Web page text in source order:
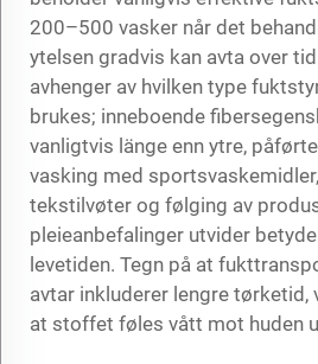
200–500 vasker når det
ytelsen gradvis kan avta over
avhenger av hvilken type
brukes; inneboende
vanligtvis länge enn ytre,
vasking med
tekstilvøter og følging av
pleieanbefalinger utvider
levetiden. Tegn på at
avtar inkluderer lengre tørketid,
at stoffet føles vått mot huden